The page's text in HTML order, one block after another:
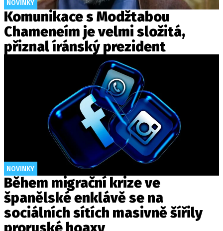
NOVINKY
Komunikace s Modžtabou
Chameneím je velmi složitá,
přiznal íránský prezident
NOVINKY
Během migrační krize ve
španělské enklávě se na
sociálních sítích masivně šířily